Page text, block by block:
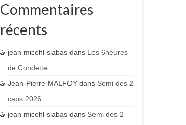
Commentaires
récents
jean micehl siabasdans Les 6heures
de Condette
Jean-Pierre MALFOYdans Semi des 2
caps 2026
jean micehl siabasdans Semi des 2